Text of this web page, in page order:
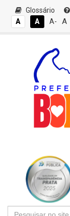
Glossário
A
A A- A